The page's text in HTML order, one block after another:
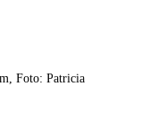
Foto: Patricia